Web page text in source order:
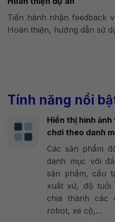
Tiến hành nhận feedback
Hoàn thiện, hướng dẫn sử
Tính năng nổi
Hiển thị hình
chơi theo danh
Các sản phẩm
danh mục với
sản phẩm, cấu
xuất xứ, độ tuổi
chia thành các
robot, xe cộ,…